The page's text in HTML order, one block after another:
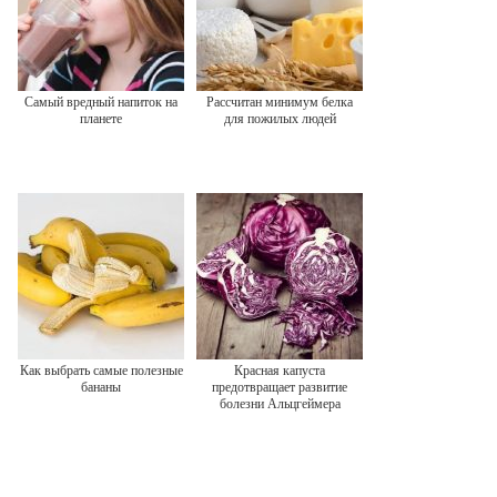
Самый вредный напиток на
планете
Рассчитан минимум белка
для пожилых людей
Как выбрать самые полезные
бананы
Красная капуста
предотвращает развитие
болезни Альцгеймера